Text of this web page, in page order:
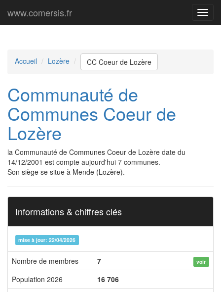
Menu
www.comersis.fr
Accueil Lozère CC Coeur de Lozère
Communauté de
Communes Coeur de
Lozère
la Communauté de Communes Coeur de Lozère date du
14/12/2001 est compte aujourd'hui 7 communes.
Son siège se situe à Mende (Lozère).
Informations & chiffres clés
mise à jour: 22/04/2026
Nombre de membres 7 voir
Population 2026
16 706